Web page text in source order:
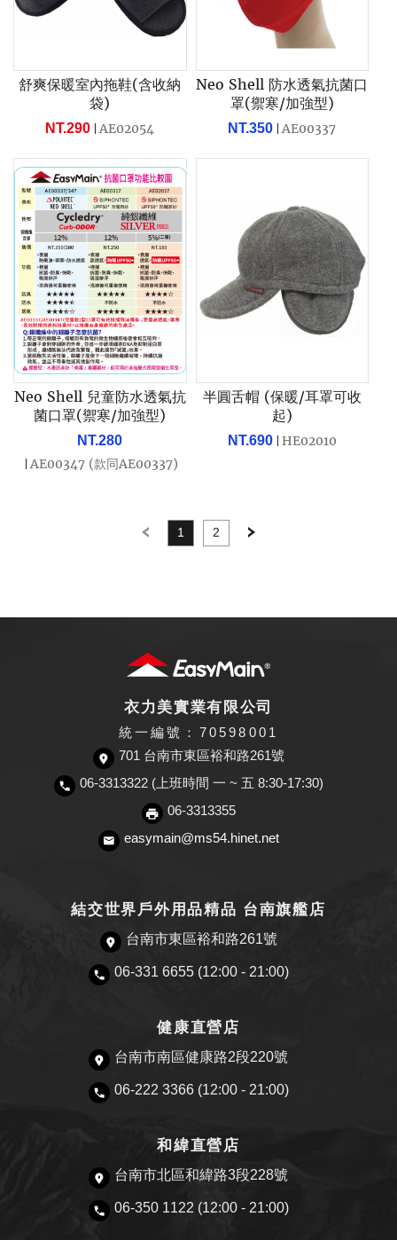
舒爽保暖室內拖鞋(含收納
袋)
NT.290 AE02054
Neo Shell 防水透氣抗菌口
罩(禦寒/加強型)
NT.350 AE00337
Neo Shell 兒童防水透氣抗
菌口罩(禦寒/加強型)
NT.280
AE00347 (款同AE00337)
半圓舌帽 (保暖/耳罩可收
起)
NT.690 HE02010
1
2
衣力美實業有限公司
統一編號：70598001
701 台南市東區裕和路261號
06-3313322 (上班時間 一 ~ 五 8:30-17:30)
06-3313355
easymain@ms54.hinet.net
結交世界戶外用品精品 台南旗艦店
台南市東區裕和路261號
06-331 6655 (12:00 - 21:00)
健康直營店
台南市南區健康路2段220號
06-222 3366 (12:00 - 21:00)
和緯直營店
台南市北區和緯路3段228號
06-350 1122 (12:00 - 21:00)